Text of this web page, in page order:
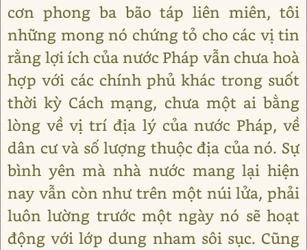
cơn phong ba bão táp liên miên, tôi
những mong nó chứng tỏ cho các vị tin
rằng lợi ích của nước Pháp vẫn chưa hoà
hợp với các chính phủ khác trong suốt
thời kỳ Cách mạng, chưa một ai bằng
lòng về vị trí địa lý của nước Pháp, về
dân cư và số lượng thuộc địa của nó. Sự
bình yên mà nhà nước mang lại hiện
nay vẫn còn như trên một núi lửa, phải
luôn lường trước một ngày nó sẽ hoạt
động với lớp dung nham sôi sục. Cũng